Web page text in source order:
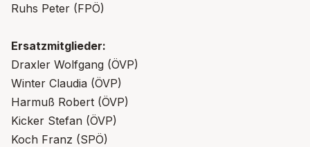
Ruhs Peter (FPÖ)
Ersatzmitglieder:
Draxler Wolfgang (ÖVP)
Winter Claudia (ÖVP)
Harmuß Robert (ÖVP)
Kicker Stefan (ÖVP)
Koch Franz (SPÖ)